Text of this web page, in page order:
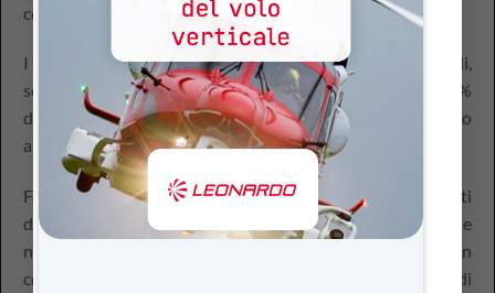
contrasto del linguaggio dell’odio.
I temi di Cittadinanza Digitale sono assolutamente attuali,
soprattutto in questo periodo durante il quale circa il 50%
delle relazioni continuerà ad essere gestito a distanza, fino
al termine dello stato di emergenza.
Formare i ragazzi ad un utilizzo consapevole degli strumenti
digitali è importante, soprattutto per i più piccoli, che
nascono già come Nativi Digitali, ma ancora non
comprendono appieno potenzialità e rischi dei mezzi di